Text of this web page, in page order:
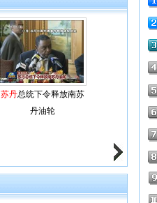
苏丹总统下令释放南苏
丹油轮